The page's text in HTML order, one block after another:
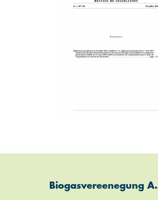
Biogasvereenegung